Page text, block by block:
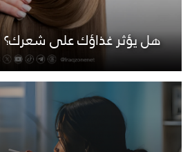
هل يؤثر غذاؤك على شعرك؟